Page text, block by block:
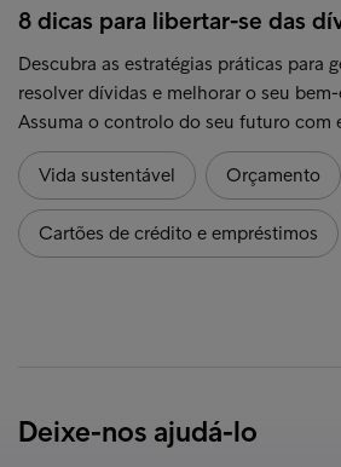
8 dicas para libertar-se das
Descubra as estratégias práticas para
resolver dívidas e melhorar o seu
Assuma o controlo do seu futuro com
Vida sustentável Orçamento
Cartões de crédito e empréstimos
Deixe-nos ajudá-lo